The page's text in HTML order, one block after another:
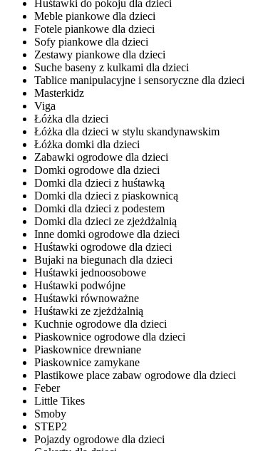
Huśtawki do pokoju dla dzieci
Meble piankowe dla dzieci
Fotele piankowe dla dzieci
Sofy piankowe dla dzieci
Zestawy piankowe dla dzieci
Suche baseny z kulkami dla dzieci
Tablice manipulacyjne i sensoryczne dla dzieci
Masterkidz
Viga
Łóżka dla dzieci
Łóżka dla dzieci w stylu skandynawskim
Łóżka domki dla dzieci
Zabawki ogrodowe dla dzieci
Domki ogrodowe dla dzieci
Domki dla dzieci z huśtawką
Domki dla dzieci z piaskownicą
Domki dla dzieci z podestem
Domki dla dzieci ze zjeżdżalnią
Inne domki ogrodowe dla dzieci
Huśtawki ogrodowe dla dzieci
Bujaki na biegunach dla dzieci
Huśtawki jednoosobowe
Huśtawki podwójne
Huśtawki równoważne
Huśtawki ze zjeżdżalnią
Kuchnie ogrodowe dla dzieci
Piaskownice ogrodowe dla dzieci
Piaskownice drewniane
Piaskownice zamykane
Plastikowe place zabaw ogrodowe dla dzieci
Feber
Little Tikes
Smoby
STEP2
Pojazdy ogrodowe dla dzieci